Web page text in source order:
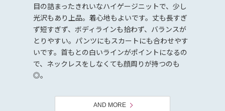
目の詰まったきれいなハイゲージニットで、少し
光沢もあり上品。着心地もよいです。丈も長すぎ
ず短すぎず、ボディラインも拾わず、バランスが
とりやすい。パンツにもスカートにも合わせやす
いです。首もとの白いラインがポイントになるの
で、ネックレスをしなくても顔周りが持つのも
◎。
AND MORE